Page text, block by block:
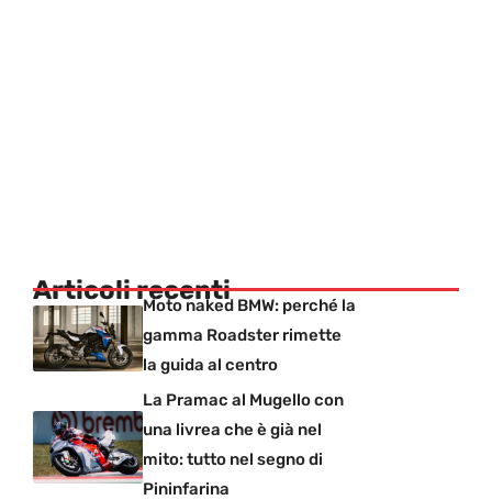
Articoli recentiMoto naked BMW: perché la
gamma Roadster rimette
la guida al centro
La Pramac al Mugello con
una livrea che è già nel
mito: tutto nel segno di
Pininfarina